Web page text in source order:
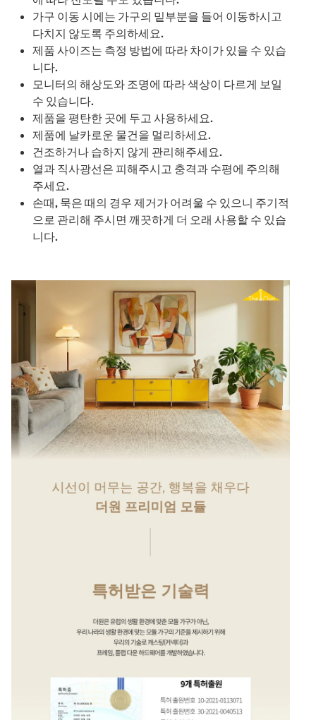
가구 이동 시에는 가구의 밑부분을 들어 이동하시고
다치지 않도록 주의하세요.
제품 사이즈는 측정 방법에 따라 차이가 있을 수 있습
니다.
모니터의 해상도와 조명에 따라 색상이 다르게 보일
수 있습니다.
제품을 평탄한 곳에 두고 사용하세요.
제품에 날카로운 물건을 멀리하세요.
건조하거나 습하지 않게 관리해주세요.
열과 직사광선은 피해주시고 충격과 수평에 주의해
주세요.
손때, 묵은 때의 경우 제거가 어려울 수 있으니 주기적
으로 관리해 주시면 깨끗하게 더 오래 사용할 수 있습
니다.